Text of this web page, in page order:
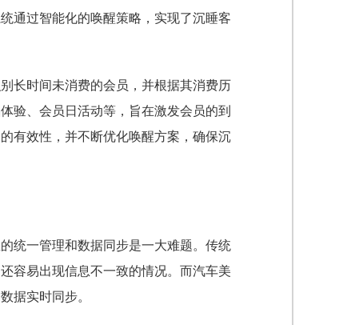
通过智能化的唤醒策略，实现了沉睡客
长时间未消费的会员，并根据其消费历
验、会员日活动等，旨在激发会员的到
有效性，并不断优化唤醒方案，确保沉
统一管理和数据同步是一大难题。传统
容易出现信息不一致的情况。而汽车美
据实时同步。